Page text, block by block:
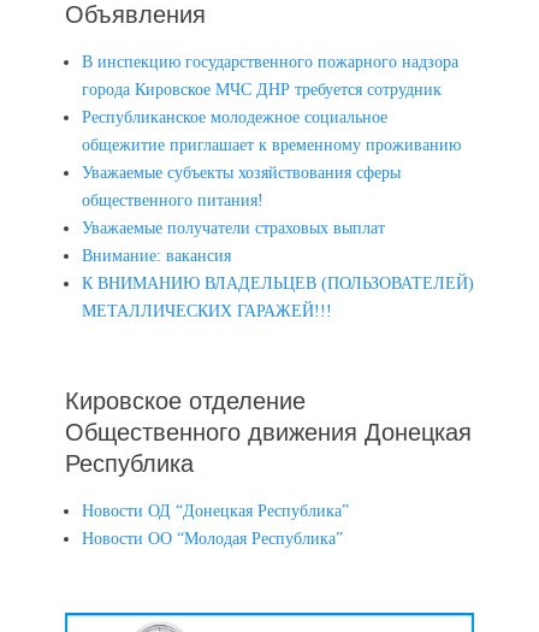
Объявления
В инспекцию государственного пожарного надзора
города Кировское МЧС ДНР требуется сотрудник
Республиканское молодежное социальное
общежитие приглашает к временному проживанию
Уважаемые субъекты хозяйствования сферы
общественного питания!
Уважаемые получатели страховых выплат
Внимание: вакансия
К ВНИМАНИЮ ВЛАДЕЛЬЦЕВ (ПОЛЬЗОВАТЕЛЕЙ)
МЕТАЛЛИЧЕСКИХ ГАРАЖЕЙ!!!
Кировское отделение
Общественного движения Донецкая
Республика
Новости ОД “Донецкая Республика”
Новости ОО “Молодая Республика”